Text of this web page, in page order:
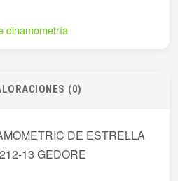
dinamometría
(0)
DE ESTRELLA
13 GEDORE